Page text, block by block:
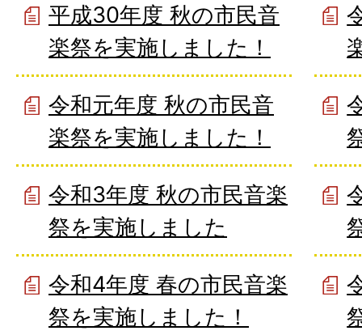
平成30年度 秋の市民音
楽祭を実施しました！
令和元年度 秋の市民音
楽祭を実施しました！
令和3年度 秋の市民音楽
祭を実施しました
令和4年度 春の市民音楽
祭を実施しました！